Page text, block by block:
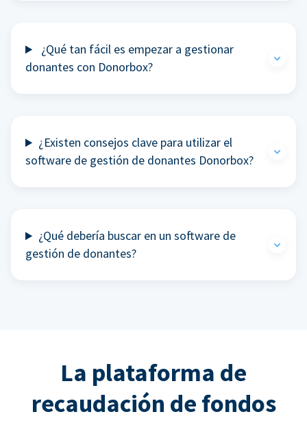
¿Qué tan fácil es empezar a gestionar
donantes con Donorbox?
¿Existen consejos clave para utilizar el
software de gestión de donantes Donorbox?
¿Qué debería buscar en un software de
gestión de donantes?
La plataforma de
recaudación de fondos